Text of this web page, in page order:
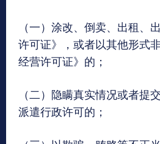
（一）涂改、倒卖、出租、
许可证》，或者以其他形式
经营许可证》的；
（二）隐瞒真实情况或者提
派遣行政许可的；